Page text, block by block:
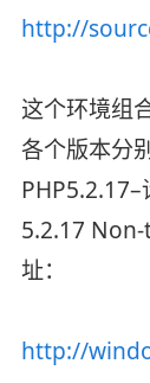
http://
这个环境组
各个版本分
5.2.17
址：
http://